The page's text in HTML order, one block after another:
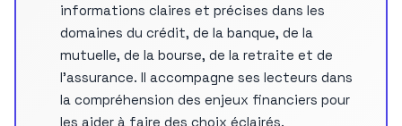
informations claires et précises dans les
domaines du crédit, de la banque, de la
mutuelle, de la bourse, de la retraite et de
l’assurance. Il accompagne ses lecteurs dans
la compréhension des enjeux financiers pour
les aider à faire des choix éclairés.